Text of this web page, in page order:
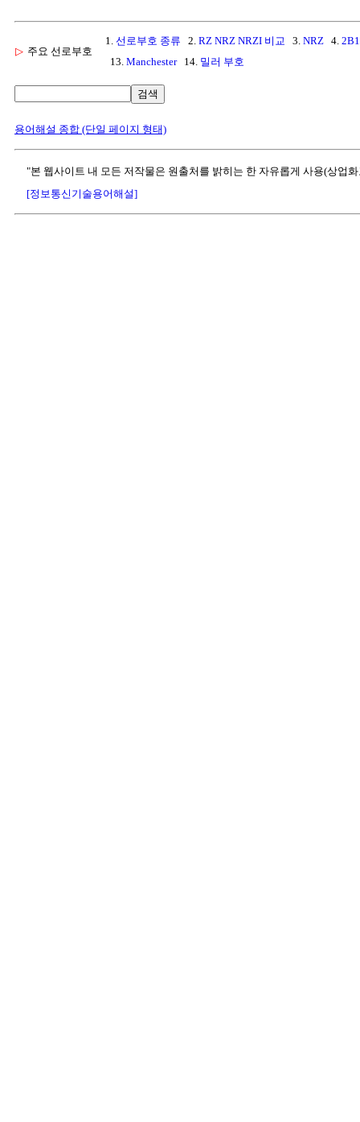
▷ 주요 선로부호
1. 선로부호 종류 2. RZ NRZ NRZI 비교 3. NRZ 4.
13. Manchester14. 밀러 부호
검색
용어해설 종합 (단일 페이지 형태)
"본 웹사이트 내 모든 저작물은 원출처를 밝히는 한 자유롭게 사용(상업
[정보통신기술용어해설]